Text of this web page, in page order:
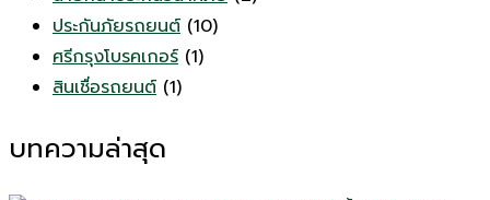
ประกันภัยรถยนต์ (10)
ศรีกรุงโบรคเกอร์ (1)
สินเชื่อรถยนต์ (1)
บทความล่าสุด